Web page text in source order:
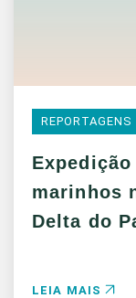
REPORTAGENS
marinhos
Delta do
LEIA MAIS